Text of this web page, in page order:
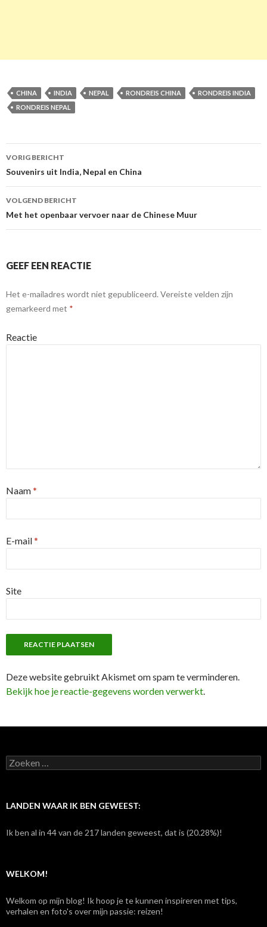
CHINA INDIA NEPAL RONDREIS CHINA
RONDREIS INDIA
RONDREIS NEPAL
Berichtnavigatie
VORIG BERICHT
Souvenirs uit India, Nepal en China
VOLGEND BERICHT
Met het openbaar vervoer naar de Chinese Muur
GEEF EEN REACTIE
Het e-mailadres wordt niet gepubliceerd. Vereiste velden zijn
gemarkeerd met *
Reactie
Naam*
E-mail*
Site
Deze website gebruikt Akismet om spam te verminderen.
Bekijk hoe je reactie-gegevens worden verwerkt.
Z
o
e
a
LANDEN WAAR IK BEN GEWEEST:
Ik ben al in 44 van de 217 landen geweest, dat is (20.28%)!
WELKOM!
Welkom op mijn blog! Ik hoop je te kunnen inspireren met tips,
verhalen en foto's over mijn passie: reizen!